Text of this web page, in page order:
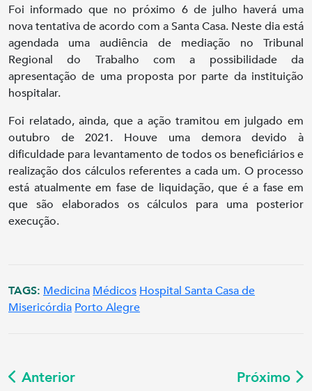
Foi informado que no próximo 6 de julho haverá uma
nova tentativa de acordo com a Santa Casa. Neste dia está
agendada uma audiência de mediação no Tribunal
Regional do Trabalho com a possibilidade da
apresentação de uma proposta por parte da instituição
hospitalar.
Foi relatado, ainda, que a ação tramitou em julgado em
outubro de 2021. Houve uma demora devido à
dificuldade para levantamento de todos os beneficiários e
realização dos cálculos referentes a cada um. O processo
está atualmente em fase de liquidação, que é a fase em
que são elaborados os cálculos para uma posterior
execução.
TAGS: Medicina Médicos Hospital Santa Casa de
Misericórdia Porto Alegre
Anterior Próximo